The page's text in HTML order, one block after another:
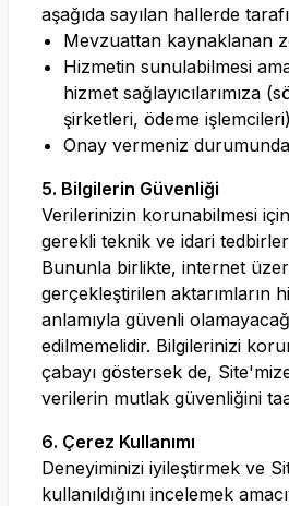
aşağıda sayılan hallerde
Mevzuattan kaynaklanan
Hizmetin sunulabilmesi
hizmet sağlayıcılarımıza
şirketleri, ödeme işlemcileri)
Onay vermeniz durumunda
5. Bilgilerin Güvenliği
Verilerinizin korunabilmesi
gerekli teknik ve idari
Bununla birlikte, internet
gerçekleştirilen aktarımların
anlamıyla güvenli
edilmemelidir. Bilgilerinizi
çabayı göstersek de, Site'mize
verilerin mutlak güvenliğini
6. Çerez Kullanımı
Deneyiminizi iyileştirmek ve
kullanıldığını incelemek